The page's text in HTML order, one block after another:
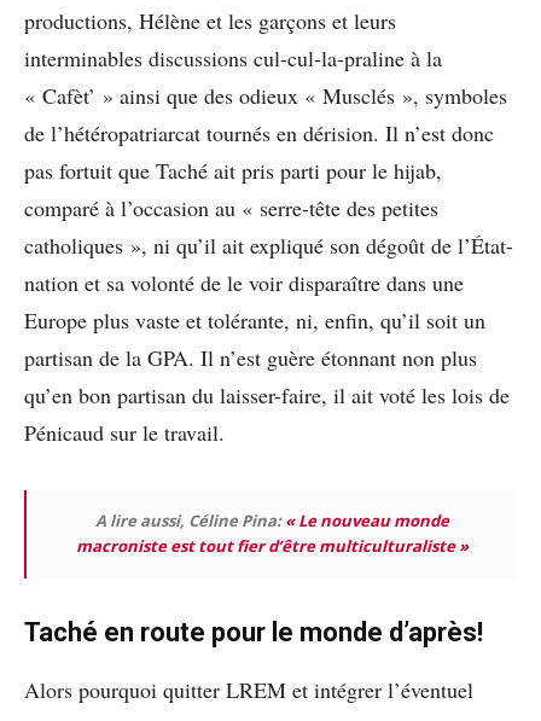
productions, Hélène et les garçons et leurs
interminables discussions cul-cul-la-praline à la
« Cafèt’ » ainsi que des odieux « Musclés », symboles
de l’hétéropatriarcat tournés en dérision. Il n’est donc
pas fortuit que Taché ait pris parti pour le hijab,
comparé à l’occasion au « serre-tête des petites
catholiques », ni qu’il ait expliqué son dégoût de l’État-
nation et sa volonté de le voir disparaître dans une
Europe plus vaste et tolérante, ni, enfin, qu’il soit un
partisan de la GPA. Il n’est guère étonnant non plus
qu’en bon partisan du laisser-faire, il ait voté les lois de
Pénicaud sur le travail.
A lire aussi, Céline Pina:« Le nouveau monde
macroniste est tout fier d’être multiculturaliste »
Taché en route pour le monde d’après!
Alors pourquoi quitter LREM et intégrer l’éventuel